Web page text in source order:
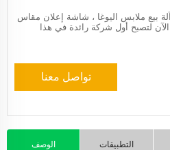
آلة بيع شاشة الإعلانات من TCN آلة بيع ملابس اليوغا ، شاشة إعلان مقاس
الآن لتصبح أول شركة رائدة في هذا
تواصل معنا
الوصف التطبيقات